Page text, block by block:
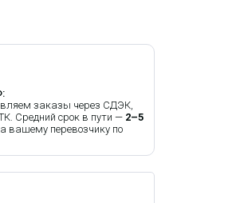
заказы через СДЭК,
Средний срок в пути — 2–5
вашему перевозчику по